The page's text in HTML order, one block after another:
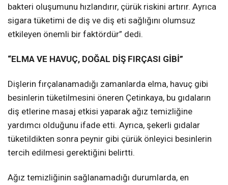
bakteri oluşumunu hızlandırır, çürük riskini artırır. Ayrıca
sigara tüketimi de diş ve diş eti sağlığını olumsuz
etkileyen önemli bir faktördür” dedi.
“ELMA VE HAVUÇ, DOĞAL DİŞ FIRÇASI GİBİ”
Dişlerin fırçalanamadığı zamanlarda elma, havuç gibi
besinlerin tüketilmesini öneren Çetinkaya, bu gıdaların
diş etlerine masaj etkisi yaparak ağız temizliğine
yardımcı olduğunu ifade etti. Ayrıca, şekerli gıdalar
tüketildikten sonra peynir gibi çürük önleyici besinlerin
tercih edilmesi gerektiğini belirtti.
Ağız temizliğinin sağlanamadığı durumlarda, en